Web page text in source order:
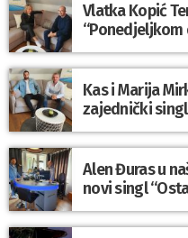
Vlatka Kopić
“Ponedjeljkom
Kas i Marija
zajednički
Alen Đuras u
novi singl